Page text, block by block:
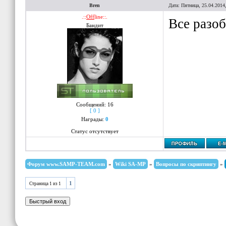
return 1;
}
{
Bren Дата: Пятница,
.::Offline::.
Бандит
Сообщений: 16
[ 0 ]
Награды: 0
Статус отсутствует
Все
Форум www.SAMP-TEAM.com » Wiki SA-MP » Вопросы по скриптингу »
Страница 1 из 1 1